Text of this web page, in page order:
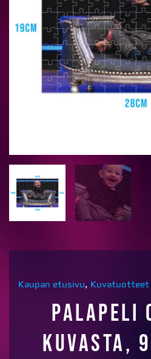
Kaupan etusivu, Kuvatuotteet
Palapeli
kuvasta,